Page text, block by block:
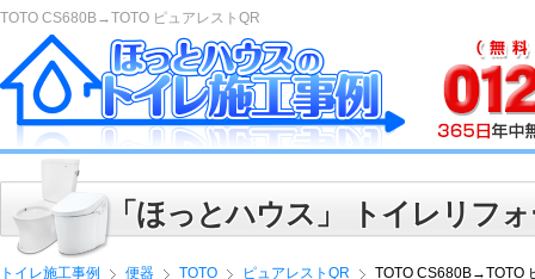
TOTO CS680B→TOTO ピュアレストQR
「ほっとハウス」 トイレリフ
トイレ施工事例 便器 TOTO ピュアレストQR TOTO CS680B→TOTO